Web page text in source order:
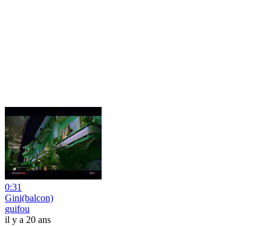
0:31
Gini(balcon)
guifou
il y a 20 ans